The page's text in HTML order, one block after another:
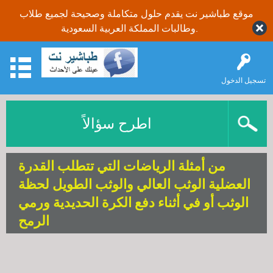
موقع طباشير نت يقدم حلول متكاملة وصحيحة لجميع طلاب
تسجيل الدخول
اطرح سؤالاً
من أمثلة الرياضات التي تتطلب القدرة
العضلية الوثب العالي والوثب الطويل لحظة
الوثب أو في أثناء دفع الكرة الحديدية ورمي
الرمح